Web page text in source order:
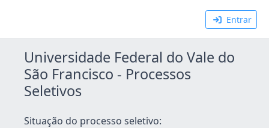
Entrar
Universidade Federal do Vale do
São Francisco - Processos
Seletivos
Situação do processo seletivo: